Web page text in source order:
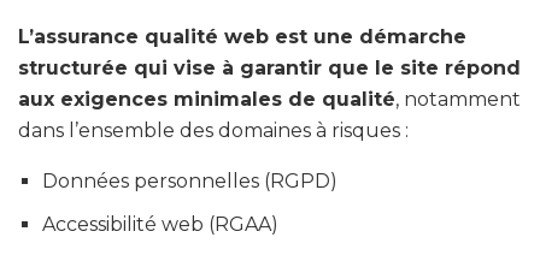
L’assurance qualité web est une démarche
structurée qui vise à garantir que le site répond
aux exigences minimales de qualité, notamment
dans l’ensemble des domaines à risques :
Données personnelles (RGPD)
Accessibilité web (RGAA)